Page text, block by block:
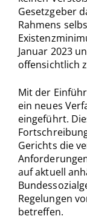
Gesetzgeber
Rahmens
Januar 2023
offensichtlich
Mit der
ein neues
eingeführt. D
Gerichts die
auf aktuell
Regelungen
betreffen.